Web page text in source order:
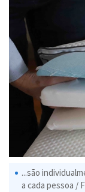
...são
a cada pessoa /